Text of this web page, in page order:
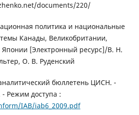
documents/220/
политика и национальные
Канады, Великобритании,
[Электронный ресурс]/В. Н.
О. В. Руденский
бюллетень ЦИСН. -
Режим доступа :
IAB/iab6_2009.pdf